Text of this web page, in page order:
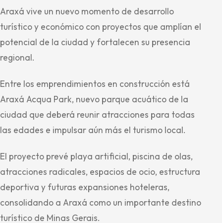
Araxá vive un nuevo momento de desarrollo
turístico y económico con proyectos que amplían el
potencial de la ciudad y fortalecen su presencia
regional.
Entre los emprendimientos en construcción está
Araxá Acqua Park, nuevo parque acuático de la
ciudad que deberá reunir atracciones para todas
las edades e impulsar aún más el turismo local.
El proyecto prevé playa artificial, piscina de olas,
atracciones radicales, espacios de ocio, estructura
deportiva y futuras expansiones hoteleras,
consolidando a Araxá como un importante destino
turístico de Minas Gerais.